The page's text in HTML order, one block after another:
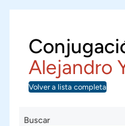
Alejandro
Volver a lista completa
Buscar